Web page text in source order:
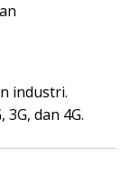
industri.
dan 4G.